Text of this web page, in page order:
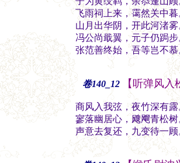
飞雨祠上来，霭然关中
山月出华阴，开此河渚
冯公尚戢翼，元子仍跼
张范善终始，吾等岂不
卷140_12 【听弹风
商风入我弦，夜竹深有
寥落幽居心，飕飗青松
声意去复还，九变待一